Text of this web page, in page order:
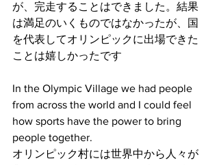
が、完走することはできました。結果
は満足のいくものではなかったが、国
を代表してオリンピックに出場できた
ことは嬉しかったです
In the Olympic Village we had people
from across the world and I could feel
how sports have the power to bring
people together.
オリンピック村には世界中から人々が